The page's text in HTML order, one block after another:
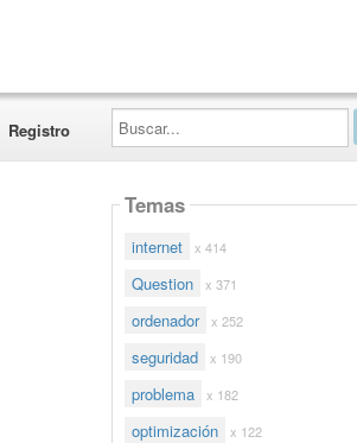
Registro
Buscar...
Temas
internet x 414
Question x 371
ordenador x 252
seguridad x 190
problema x 182
optimización x 122